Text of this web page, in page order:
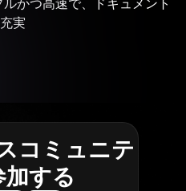
かつ高速で、ドキュメント
実
コミュニテ
加する